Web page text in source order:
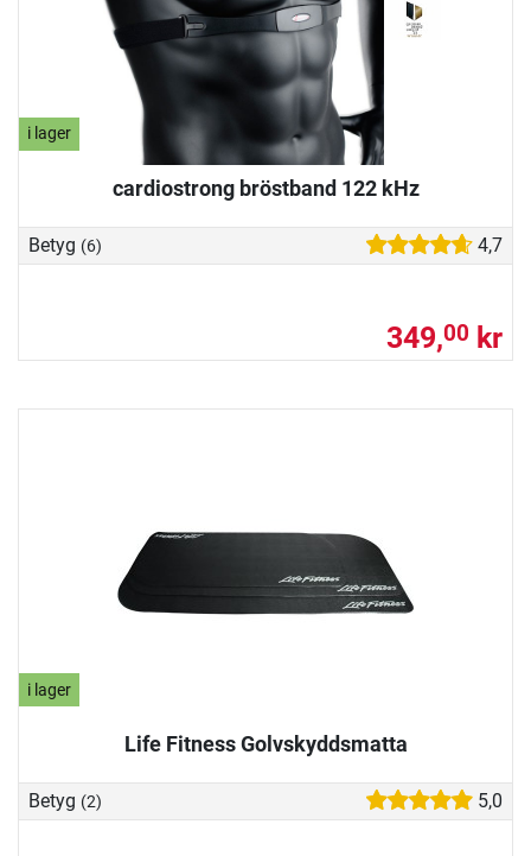
i lager
cardiostrong bröstband 122 kHz
Betyg (6) 4,7
349,00 kr
i lager
Life Fitness Golvskyddsmatta
Betyg (2) 5,0